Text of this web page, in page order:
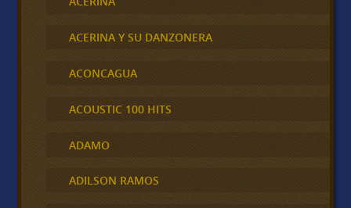
ACERINA Y SU DANZONERA
ACONCAGUA
ACOUSTIC 100 HITS
ADAMO
ADILSON RAMOS